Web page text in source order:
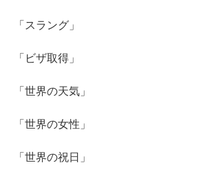
「スラング」
「ビザ取得」
「世界の天気」
「世界の女性」
「世界の祝日」